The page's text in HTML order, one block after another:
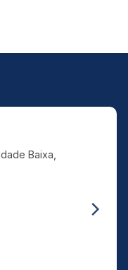
Aug/Fri
Baixa,